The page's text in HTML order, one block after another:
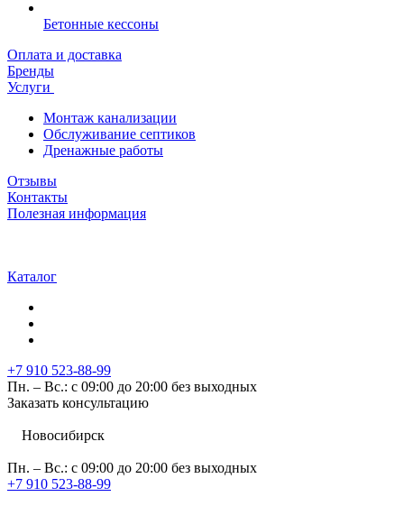
Бетонные кессоны
Оплата и доставка
Бренды
Услуги
Монтаж канализации
Обслуживание септиков
Дренажные работы
Отзывы
Контакты
Полезная информация
Каталог
+7 910 523-88-99
Пн. – Вс.: с 09:00 до 20:00 без выходных
Заказать консультацию
Новосибирск
Пн. – Вс.: с 09:00 до 20:00 без выходных
+7 910 523-88-99